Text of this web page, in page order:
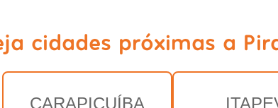
cidades próximas a
CARAPICUÍBA